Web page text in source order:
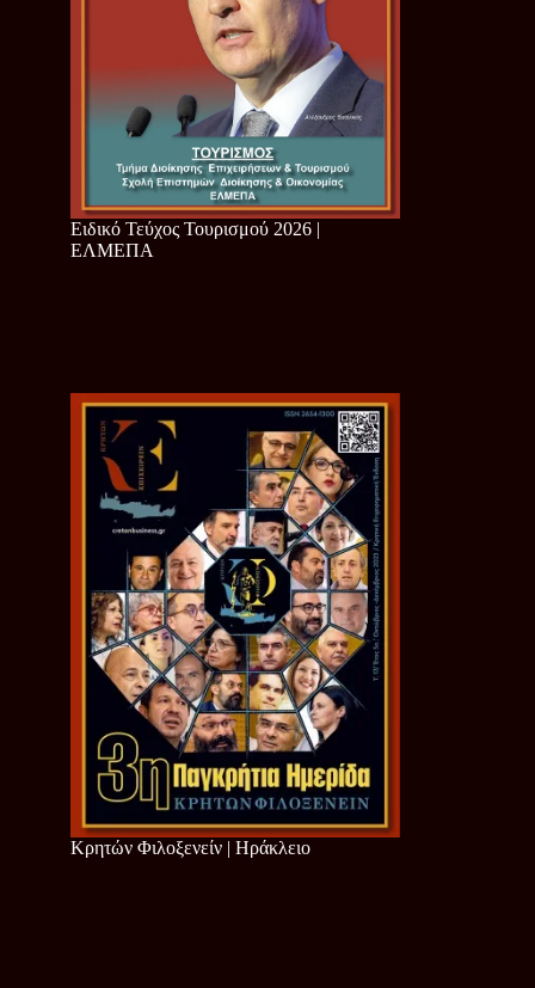
Ειδικό Τεύχος Τουρισμού 2026 |
ΕΛΜΕΠΑ
Κρητών Φιλοξενείν | Ηράκλειο